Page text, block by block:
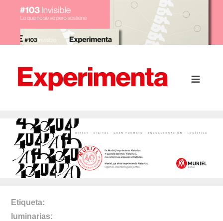
Etiqueta
luminarias